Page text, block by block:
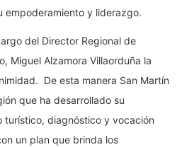
empoderamiento y liderazgo.
del Director Regional de
Miguel Alzamora Villaorduña la
De esta manera San Martín
que ha desarrollado su
diagnóstico y vocación
un plan que brinda los